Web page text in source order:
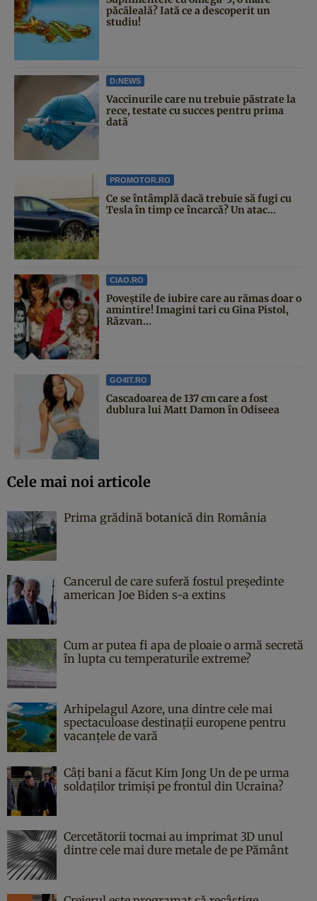
păcăleală? Iată ce a descoperit un
studiu!
D:NEWS
Vaccinurile care nu trebuie păstrate la
rece, testate cu succes pentru prima
dată
PROMOTOR.RO
Ce se întâmplă dacă trebuie să fugi cu
Tesla în timp ce încarcă? Un atac...
CIAO.RO
Poveştile de iubire care au rămas doar o
amintire! Imagini tari cu Gina Pistol,
Răzvan...
GO4IT.RO
Cascadoarea de 137 cm care a fost
dublura lui Matt Damon în Odiseea
Cele mai noi articole
Prima grădină botanică din România
Cancerul de care suferă fostul președinte
american Joe Biden s-a extins
Cum ar putea fi apa de ploaie o armă secretă
în lupta cu temperaturile extreme?
Arhipelagul Azore, una dintre cele mai
spectaculoase destinații europene pentru
vacanțele de vară
Câți bani a făcut Kim Jong Un de pe urma
soldaților trimiși pe frontul din Ucraina?
Cercetătorii tocmai au imprimat 3D unul
dintre cele mai dure metale de pe Pământ